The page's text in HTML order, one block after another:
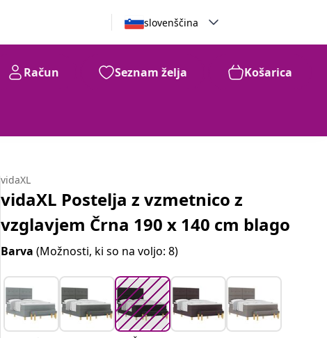
slovenščina
Račun Seznam želja Košarica
€
vidaXL
vidaXL Postelja z vzmetnico z
vzglavjem Črna 190 x 140 cm blago
Barva(Možnosti, ki so na voljo: 8)